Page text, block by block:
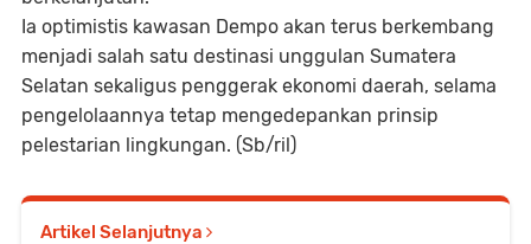
Ia optimistis kawasan Dempo akan terus berkembang
menjadi salah satu destinasi unggulan Sumatera
Selatan sekaligus penggerak ekonomi daerah, selama
pengelolaannya tetap mengedepankan prinsip
pelestarian lingkungan. (Sb/ril)
Artikel Selanjutnya